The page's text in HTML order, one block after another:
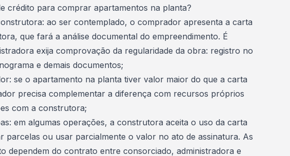
crédito para comprar apartamentos na planta?
ao ser contemplado, o comprador apresenta a carta
que fará a análise documental do empreendimento. É
exija comprovação da regularidade da obra: registro no
e demais documentos;
se o apartamento na planta tiver valor maior do que a carta
precisa complementar a diferença com recursos próprios
com a construtora;
em algumas operações, a construtora aceita o uso da carta
parcelas ou usar parcialmente o valor no ato de assinatura. As
dependem do contrato entre consorciado, administradora e